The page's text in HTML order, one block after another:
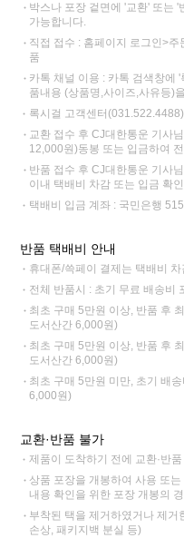
박스나 포장 겉면에 '교환' 또는
가능합니다.
직접 접수 : 홈페이지 로그인>
품
카톡 채널 이용 : 카톡 검색창에
품내용 (상품명,사이즈,사유등)
록시걸 고객센터
교환 접수 후 CJ대한통운 기사
12,000원)동봉 또는 입금하여
반품 접수 후 CJ대한통운 기사
이내 택배비 차감 또는 입금 확
택배비 입금 계좌 : 국민은행
반품 택배비 안내
휴대폰/쓱페이 결제는 택배비
전체 반품시 : 초기 무료 배송비
최초 구매 5만원 이상, 반품 후
도서산간 6,000원)
최초 구매 5만원 이상, 반품 후
도서산간 6,000원)
최초 구매 5만원 미만, 초기 배
6,000원)
교환·반품 불가
제품이 도착하기 전에 교환·반
상품 포장을 개봉하여 사용 또
내용 확인을 위한 포장 개봉의
부착된 택을 제거하였거나 제거
손상, 패키지백 분실 등)